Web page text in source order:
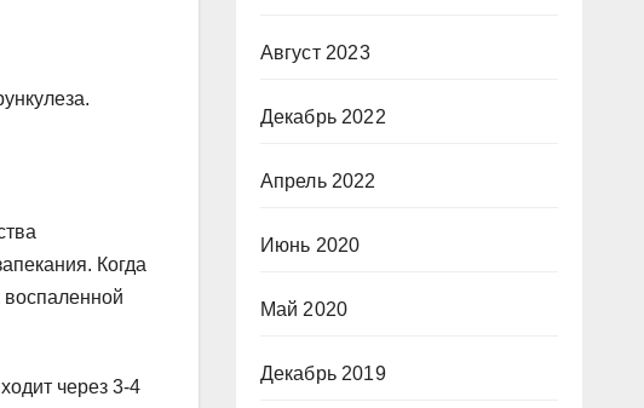
Когда
через 3-4
Август 2023
Декабрь 2022
Апрель 2022
Июнь 2020
Май 2020
Декабрь 2019